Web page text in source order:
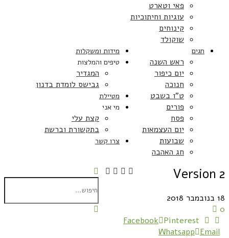
פאי וטארט
עוגיות וחיתוכיות
קינוחים
שוקולד
חגים
ראש השנה
יום כיפור
חנוכה
ט”ו בשבט
פורים
פסח
יום העצמאות
שבועות
חג האהבה
מידות ומשקלות
טיפים והמלצות
המגדיר
גבישס לומדת בדנון
מטיילת
מי אני
קצת עלי
בתקשורת וברשת
צרו קשר
Version 2
18 בנובמבר 2018
0
Facebook Pinterest
Whatsapp Email